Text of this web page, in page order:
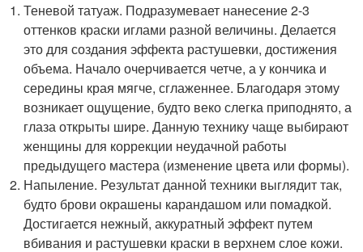
Теневой татуаж. Подразумевает нанесение 2-3
оттенков краски иглами разной величины. Делается
это для создания эффекта растушевки, достижения
объема. Начало очерчивается четче, а у кончика и
середины края мягче, сглаженнее. Благодаря этому
возникает ощущение, будто веко слегка приподнято, а
глаза открыты шире. Данную технику чаще выбирают
женщины для коррекции неудачной работы
предыдущего мастера (изменение цвета или формы).
Напыление. Результат данной техники выглядит так,
будто брови окрашены карандашом или помадкой.
Достигается нежный, аккуратный эффект путем
вбивания и растушевки краски в верхнем слое кожи.